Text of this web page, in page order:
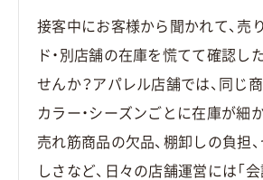
接客中にお客様から聞かれて、売
ド・別店舗の在庫を慌てて確認し
せんか？アパレル店舗では、同じ
カラー・シーズンごとに在庫が細
売れ筋商品の欠品、棚卸しの負担
しさなど、日々の店舗運営には「